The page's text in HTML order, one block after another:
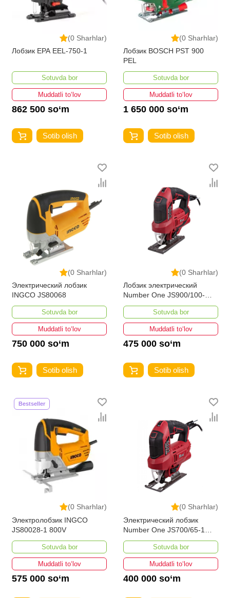
(0 Sharhlar)
Лобзик EPA EEL-750-1
Sotuvda bor
Muddatli to‘lov
862 500 so‘m
Sotib olish
(0 Sharhlar)
Лобзик BOSCH PST 900
PEL
Sotuvda bor
Muddatli to‘lov
1 650 000 so‘m
Sotib olish
(0 Sharhlar)
Электрический лобзик
INGCO JS80068
Sotuvda bor
Muddatli to‘lov
750 000 so‘m
Sotib olish
(0 Sharhlar)
Лобзик электрический
Number One JS900/100-
PRO
Sotuvda bor
Muddatli to‘lov
475 000 so‘m
Sotib olish
(0 Sharhlar)
Bestseller
Электролобзик INGCO
JS80028-1 800V
Sotuvda bor
Muddatli to‘lov
575 000 so‘m
(0 Sharhlar)
Электрический лобзик
Number One JS700/65-1
PRO
Sotuvda bor
Muddatli to‘lov
400 000 so‘m